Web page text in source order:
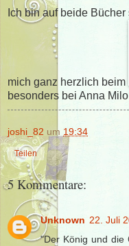
Ich bin auf beide
mich ganz herzlich beim
besonders bei Anna
joshi_82 um 19:34
Teilen
5 Kommentare:
Unknown 22. Juli
"Der König und die